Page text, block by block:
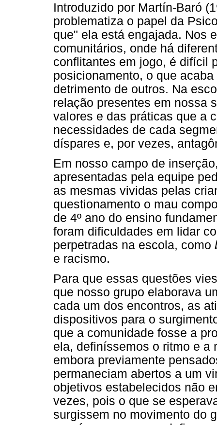
Introduzido por Martín-Baró
problematiza o papel da
que" ela está engajada. Nos
comunitários, onde há
conflitantes em jogo, é difícil
posicionamento, o que
detrimento de outros. Na
relação presentes em nossa
valores e das práticas que a
necessidades de cada
díspares e, por vezes,
Em nosso campo de
apresentadas pela equipe
as mesmas vividas pelas
questionamento o mau
de 4º ano do ensino
foram dificuldades em lidar
perpetradas na escola, como
e racismo.
Para que essas questões
que nosso grupo elaborava
cada um dos encontros, as
dispositivos para o
que a comunidade fosse a
ela, definíssemos o ritmo e a
embora previamente
permaneciam abertos a um
objetivos estabelecidos não
vezes, pois o que se
surgissem no movimento do